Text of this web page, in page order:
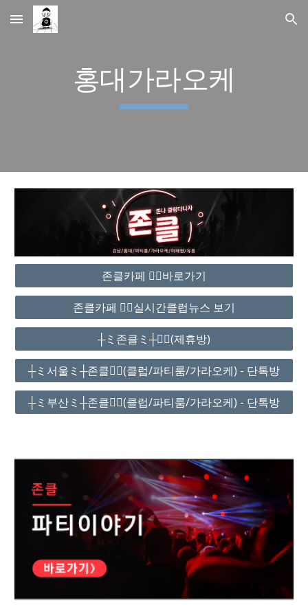
Skip to main content Skip to navigation
홍대가라오케
존클카페 ❤️‍🔥바로가기
존클카페 ❤️‍🔥실시간클럽뉴스 보기
┼ミ존클ミ┼❤️‍🔥(제휴방)
┼ミ서울ミ┼존클❤️‍🔥(클럽/파티룸/가라오케) - 단톡방
┼ミ부산ミ┼존클❤️‍🔥(클럽/파티룸/가라오케) - 단톡방